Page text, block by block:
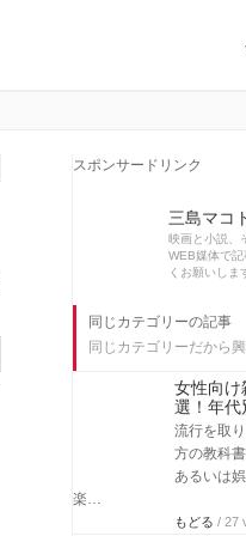
スポンサードリンク
三島マコ
映画と小説、
WEB媒体で記
くお願いしま
同じカテゴリーの記事
同じカテゴリーだから
女性向け
選！年代
流行を取
方の教科
あるいは
楽…
もどる / 27